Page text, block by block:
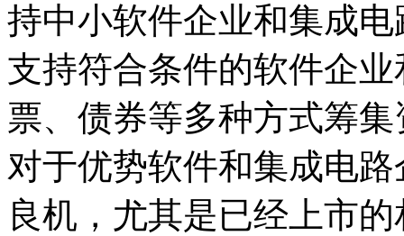
持中小软件企业和集成
支持符合条件的软件企
票、债券等多种方式筹
对于优势软件和集成电
良机，尤其是已经上市